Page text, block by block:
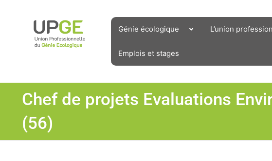
Génie écologique L’union
Emplois et stages
Chef de projets Evaluations
(56)